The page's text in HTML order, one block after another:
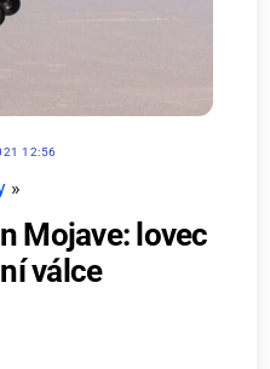
12:56
»
Mojave: lovec
válce